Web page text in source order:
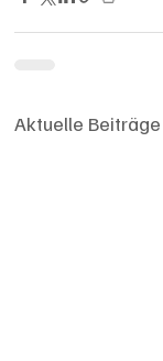
Aktuelle Beiträge